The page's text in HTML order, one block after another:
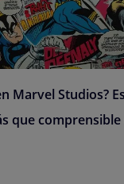
Marvel Studios?
que